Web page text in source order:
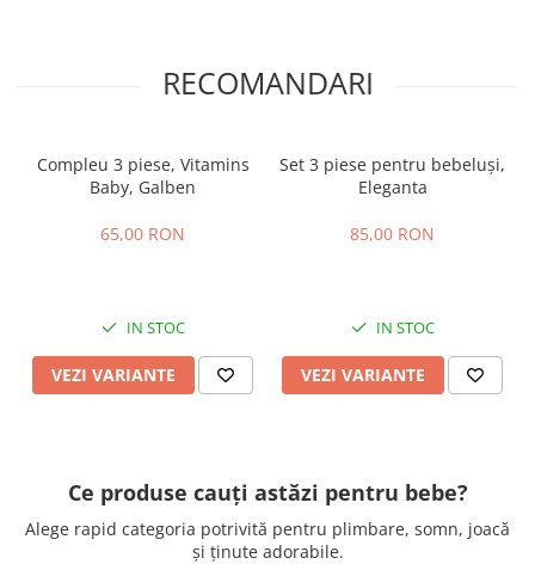
RECOMANDARI
Compleu 3 piese, Vitamins
Baby, Galben
65,00 RON
IN STOC
VEZI VARIANTE
Set 3 piese pentru bebeluși,
Eleganta
85,00 RON
IN STOC
VEZI VARIANTE
Ce produse cauți astăzi pentru bebe?
Alege rapid categoria potrivită pentru plimbare, somn, joacă
și ținute adorabile.